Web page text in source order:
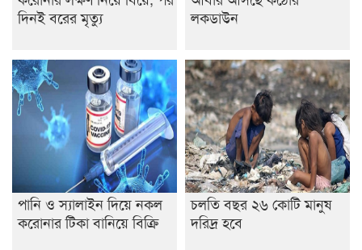
দিনই বরের মৃত্যু
লকডাউন
পানি ও স্যালাইন দিয়ে নকল
করোনার টিকা বানিয়ে বিক্রি
চলতি বছর ২৬ কোটি মানুষ
দরিদ্র হবে